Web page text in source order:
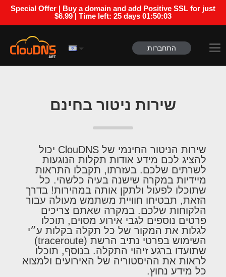
Special Offer | Buy a domain and add Positive SSL for just
$6.99 | Time left: 25 days 01:50:02
התחברות
שירות ניטור בחינם
שירות הניטור החינמי של ClouDNS יכול
להציג לכם מידע אודות תקלות הנוגעות
לשרתים שלכם. בעזרתו, תקבלו התראות
מיידיות במקרה שישנה בעיה כלשהי. כל
שתוכלו לפעול ולתקן אותה במהירות! בדרך
הזאת, תבטיחו חוויית משתמש מעולה עבור
הלקוחות שלכם. במקרה שאתם צריכים
פרטים נוספים לגבי אירוע מסוים, תוכלו
לגלות את המקור של כל תקלה בקלות ע״י
השימוש בפרטי נתיב הרשת (traceroute)
שתועדו ברגע זיהוי התקלה. בנוסף, תוכלו
לראות את ההיסטוריה של האירועים ולמצוא
כל מידע נחוץ.